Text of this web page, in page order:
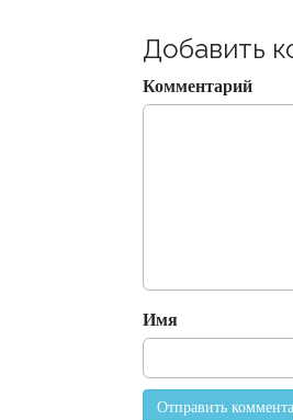
t
n
a
n
Добавить
Комментарий
Имя